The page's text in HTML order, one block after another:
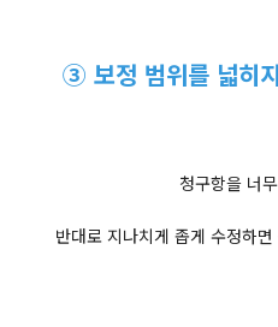
③ 보정 범위를 넓히
청구항을 너
반대로 지나치게 좁게 수정하